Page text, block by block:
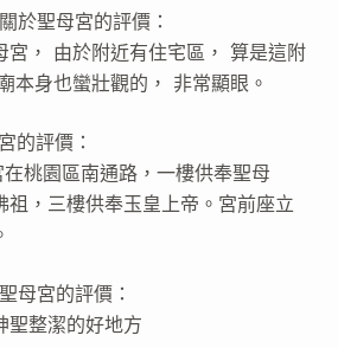
於聖母宮的評價：
宮， 由於附近有住宅區， 算是這附
本身也蠻壯觀的， 非常顯眼。
的評價：
桃園區南通路，一樓供奉聖母
祖，三樓供奉玉皇上帝。宮前座立
母宮的評價：
聖整潔的好地方